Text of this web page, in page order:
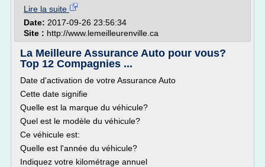
Lire la suite
Date: 2017-09-26 23:56:34
Site : http://www.lemeilleurenville.ca
La Meilleure Assurance Auto pour vous?
Top 12 Compagnies ...
Date d'activation de votre Assurance Auto
Cette date signifie
Quelle est la marque du véhicule?
Quel est le modèle du véhicule?
Ce véhicule est:
Quelle est l'année du véhicule?
Indiquez votre kilométrage annuel